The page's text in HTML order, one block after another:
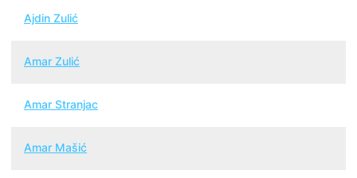
Ajdin Zulić
Amar Zulić
Amar Stranjac
Amar Mašić